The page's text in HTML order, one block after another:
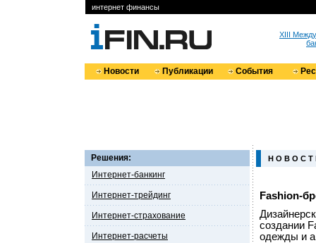
интернет финансы
XIII
Новости Публикации События
Решения:
Интернет-банкинг
Интернет-трейдинг
Интернет-страхование
Интернет-расчеты
Н О В О С Т
Fashion-
создании
одежды и